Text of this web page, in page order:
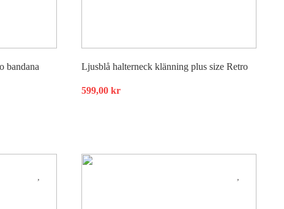
bandana Ljusblå halterneck klänning plus size Retro
599,00 kr